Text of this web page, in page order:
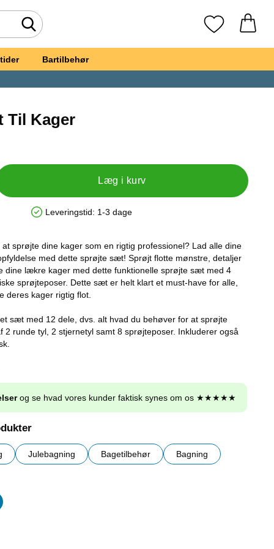
Foretag søgning Mine favoritter
Bartilbehør
Til Kager
Læg i kurv
Produkttilgængelighed: På lager
Leveringstid: 1-3 dage
sprøjte dine kager som en rigtig professionel? Lad alle dine
med dette sprøjte sæt! Sprøjt flotte mønstre, detaljer
dine lækre kager med dette funktionelle sprøjte sæt med 4
sprøjteposer. Dette sæt er helt klart et must-have for alle,
deres kager rigtig flot.
sæt med 12 dele, dvs. alt hvad du behøver for at sprøjte
2 runde tyl, 2 stjernetyl samt 8 sprøjteposer. Inkluderer også
og se hvad vores kunder faktisk synes om os ★★★★★
Julebagning Bagetilbehør Bagning